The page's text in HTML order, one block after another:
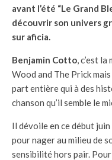
avant l’été “Le Grand
découvrir son univers
sur aficia.
Benjamin Cotto, c’est
Wood and The Prick
part entière qui à des
chanson qu’il semble le
Il dévoile en ce début juin
pour nager au milieu de
sensibilité hors pair.